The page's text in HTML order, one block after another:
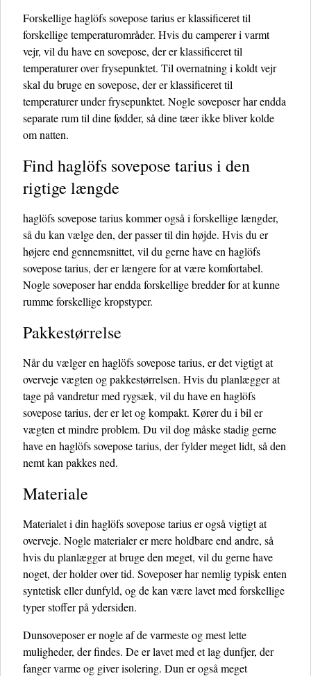
Forskellige haglöfs sovepose tarius er klassificeret til
forskellige temperaturområder. Hvis du camperer i varmt
vejr, vil du have en sovepose, der er klassificeret til
temperaturer over frysepunktet. Til overnatning i koldt vejr
skal du bruge en sovepose, der er klassificeret til
temperaturer under frysepunktet. Nogle soveposer har endda
separate rum til dine fødder, så dine tæer ikke bliver kolde
om natten.
Find haglöfs sovepose tarius i den
rigtige længde
haglöfs sovepose tarius kommer også i forskellige længder,
så du kan vælge den, der passer til din højde. Hvis du er
højere end gennemsnittet, vil du gerne have en haglöfs
sovepose tarius, der er længere for at være komfortabel.
Nogle soveposer har endda forskellige bredder for at kunne
rumme forskellige kropstyper.
Pakkestørrelse
Når du vælger en haglöfs sovepose tarius, er det vigtigt at
overveje vægten og pakkestørrelsen. Hvis du planlægger at
tage på vandretur med rygsæk, vil du have en haglöfs
sovepose tarius, der er let og kompakt. Kører du i bil er
vægten et mindre problem. Du vil dog måske stadig gerne
have en haglöfs sovepose tarius, der fylder meget lidt, så den
nemt kan pakkes ned.
Materiale
Materialet i din haglöfs sovepose tarius er også vigtigt at
overveje. Nogle materialer er mere holdbare end andre, så
hvis du planlægger at bruge den meget, vil du gerne have
noget, der holder over tid. Soveposer har nemlig typisk enten
syntetisk eller dunfyld, og de kan være lavet med forskellige
typer stoffer på ydersiden.
Dunsoveposer er nogle af de varmeste og mest lette
muligheder, der findes. De er lavet med et lag dunfjer, der
fanger varme og giver isolering. Dun er også meget